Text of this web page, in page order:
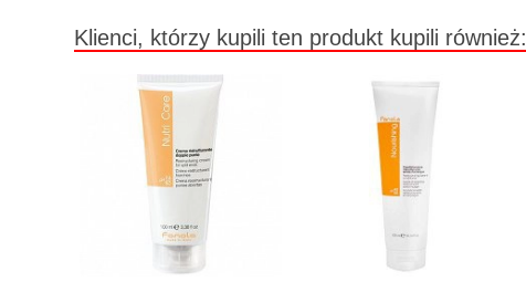
Klienci, którzy kupili ten produkt kupili również: